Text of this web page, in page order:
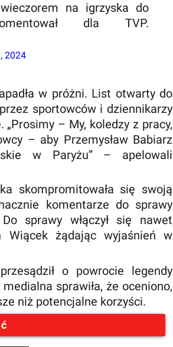
na igrzyska do
dla TVP.
2024
w próżni. List otwarty do
sportowców i dziennikarzy
– My, koledzy z pracy,
– aby Przemysław Babiarz
w Paryżu” – apelowali
skompromitowała się swoją
komentarze do sprawy
sprawy włączył się nawet
Wiącek żądając wyjaśnień w
o powrocie legendy
sprawiła, że oceniono,
niż potencjalne korzyści.